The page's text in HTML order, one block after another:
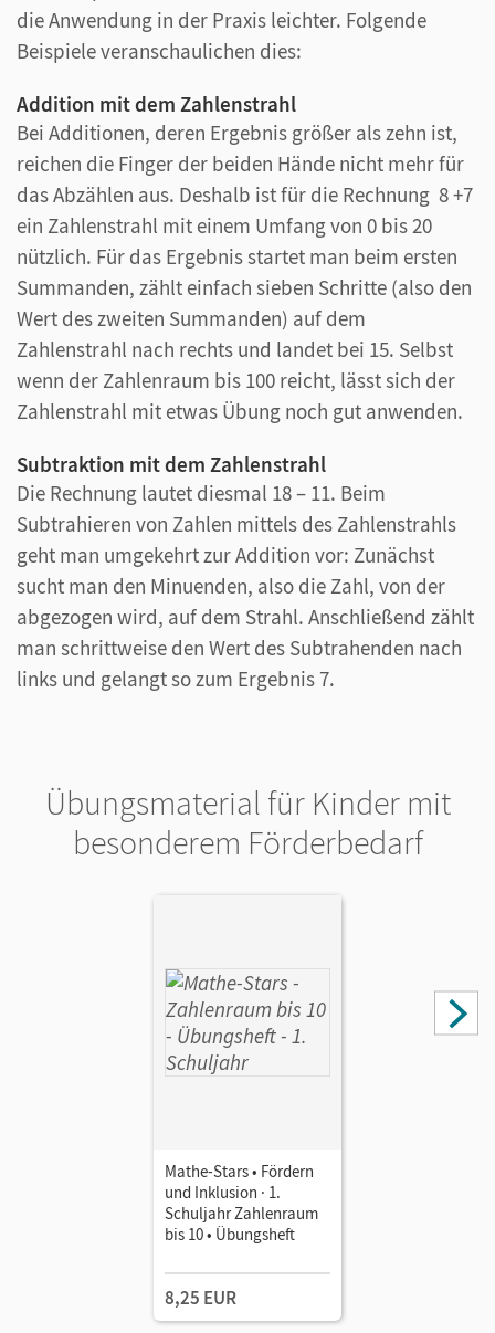
die Anwendung in der Praxis leichter. Folgende
Beispiele veranschaulichen dies:
Addition mit dem Zahlenstrahl
Bei Additionen, deren Ergebnis größer als zehn ist,
reichen die Finger der beiden Hände nicht mehr für
das Abzählen aus. Deshalb ist für die Rechnung 8 +7
ein Zahlenstrahl mit einem Umfang von 0 bis 20
nützlich. Für das Ergebnis startet man beim ersten
Summanden, zählt einfach sieben Schritte (also den
Wert des zweiten Summanden) auf dem
Zahlenstrahl nach rechts und landet bei 15. Selbst
wenn der Zahlenraum bis 100 reicht, lässt sich der
Zahlenstrahl mit etwas Übung noch gut anwenden.
Subtraktion mit dem Zahlenstrahl
Die Rechnung lautet diesmal 18 – 11. Beim
Subtrahieren von Zahlen mittels des Zahlenstrahls
geht man umgekehrt zur Addition vor: Zunächst
sucht man den Minuenden, also die Zahl, von der
abgezogen wird, auf dem Strahl. Anschließend zählt
man schrittweise den Wert des Subtrahenden nach
links und gelangt so zum Ergebnis 7.
Übungsmaterial für Kinder mit
besonderem Förderbedarf
Mathe-Stars • Fördern
und Inklusion · 1.
Schuljahr Zahlenraum
bis 10 • Übungsheft
8,25 EUR